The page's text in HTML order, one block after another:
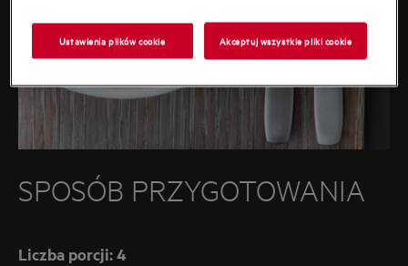
SPOSÓB PRZYGOTOWANIA
Liczba porcji: 4
Ustawienia plików cookie Akceptuj wszystkie pliki cookie